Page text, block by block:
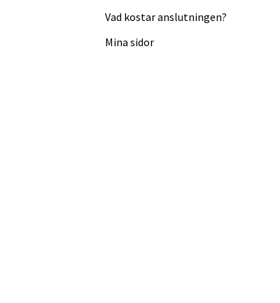
Vad kostar anslutningen?
Mina sidor
Länk till annan